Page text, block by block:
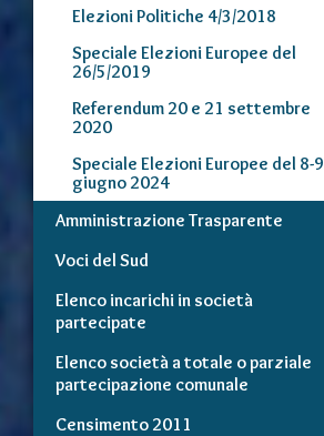
Elezioni Politiche 4/3/2018
Speciale Elezioni Europee del
26/5/2019
Referendum 20 e 21 settembre
2020
Speciale Elezioni Europee del 8-9
giugno 2024
Amministrazione Trasparente
Voci del Sud
Elenco incarichi in società
partecipate
Elenco società a totale o parziale
partecipazione comunale
Censimento 2011